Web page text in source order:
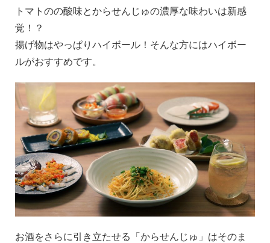
トマトのの酸味とからせんじゅの濃厚な味わいは新感
覚！？
揚げ物はやっぱりハイボール！そんな方にはハイボー
ルがおすすめです。
お酒をさらに引き立たせる「からせんじゅ」はそのま